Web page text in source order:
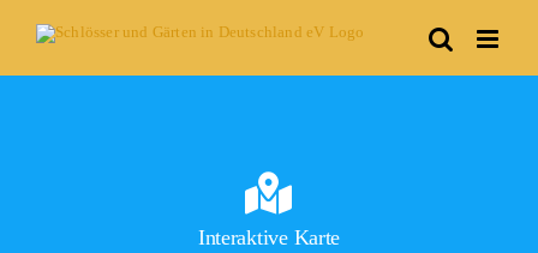
Interaktive Karte